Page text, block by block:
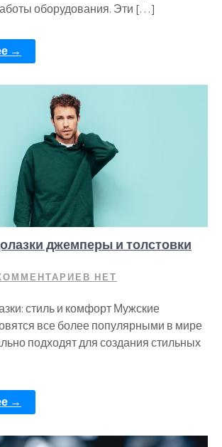
оборудования. Эти […]
→
джемперы и толстовки
НЕТ
стиль и комфорт Мужские
все более популярными в мире
подходят для создания стильных
→